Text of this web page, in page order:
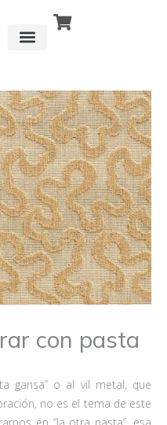
con pasta
gansa” o al vil metal, que
no es el tema de este